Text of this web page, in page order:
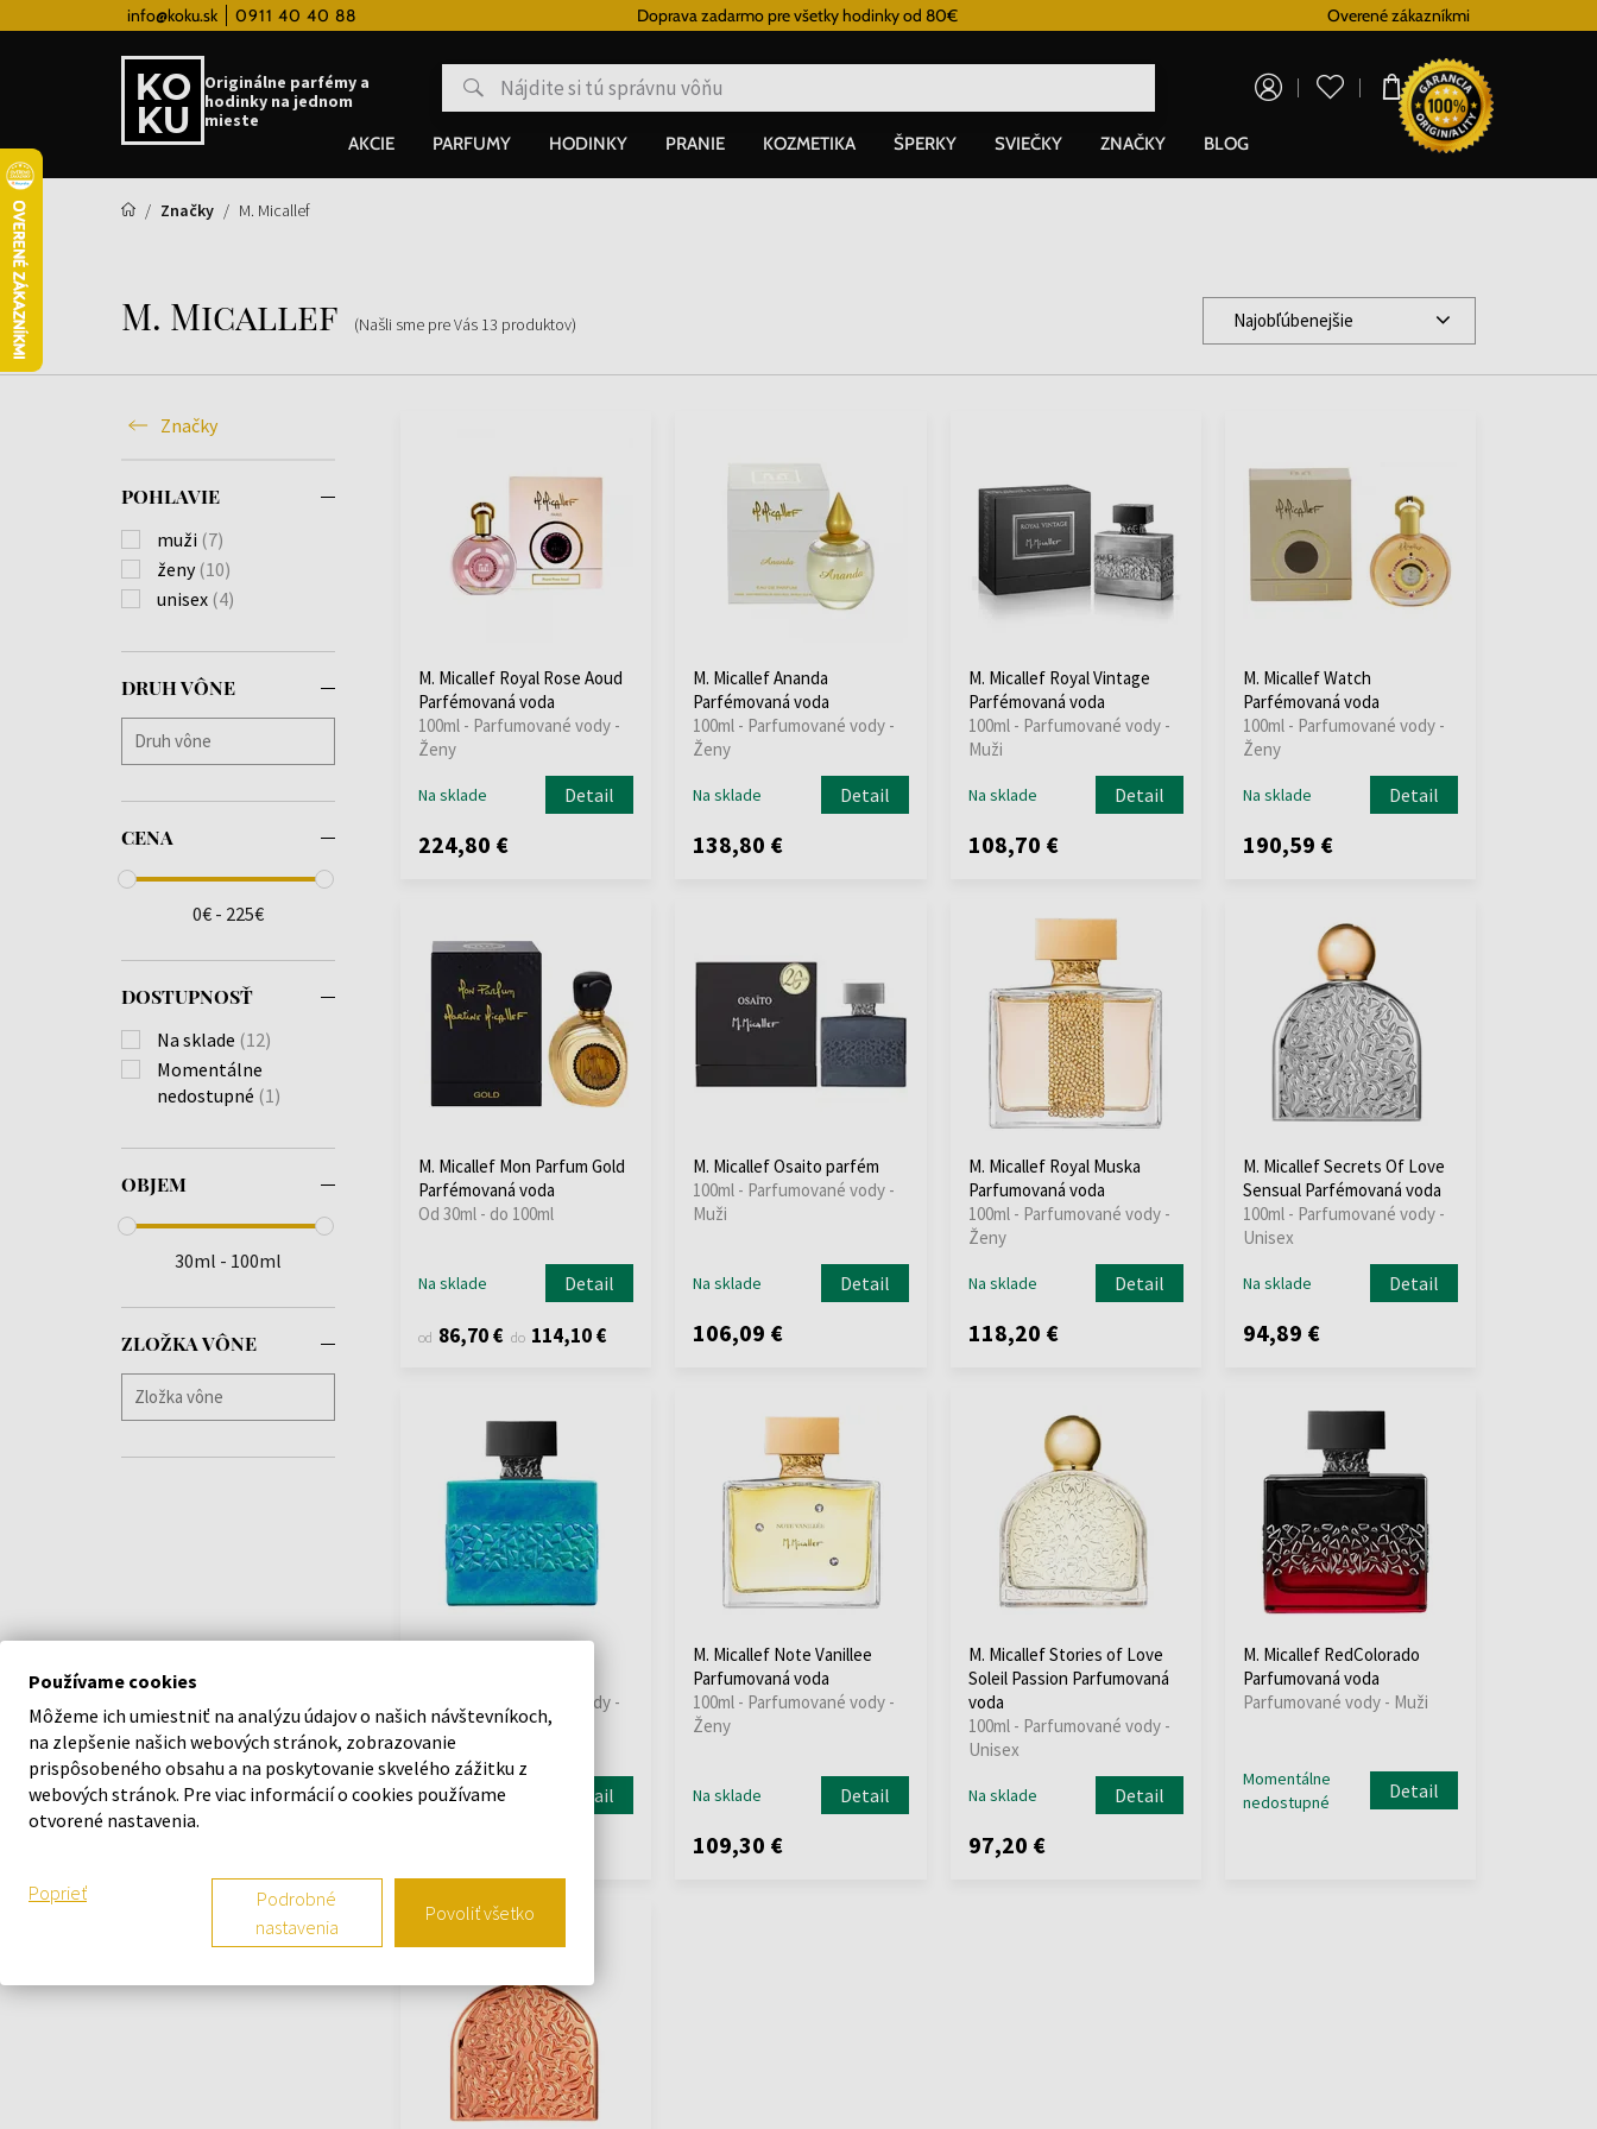
info@koku.sk 0911 40 40 88Vernostný systém Doprava zadarmo pre všetky hodinky od 80€ Overené zákazníkmi
Originálne parfémy a
hodinky na jednom
mieste
0,00 €
AKCIE PARFUMY HODINKY PRANIE KOZMETIKA ŠPERKY SVIEČKY ZNAČKY BLOG
Značky M. Micallef
M. Micallef (Našli sme pre Vás 13 produktov) Najobľúbenejšie
Značky
POHLAVIE
muži (7)
ženy(10)
unisex (4)
DRUH VÔNE
CENA
0€ - 225€
DOSTUPNOSŤ
Na sklade (12)
Momentálne
nedostupné (1)
OBJEM
30ml - 100ml
ZLOŽKA VÔNE
M. Micallef Royal Rose Aoud
Parfémovaná voda
100ml - Parfumované vody -
Ženy
Na sklade Detail
224,80 €
M. Micallef Ananda
Parfémovaná voda
100ml - Parfumované vody -
Ženy
Na sklade Detail
138,80 €
M. Micallef Royal Vintage
Parfémovaná voda
100ml - Parfumované vody -
Muži
Na sklade Detail
108,70 €
M. Micallef Watch
Parfémovaná voda
100ml - Parfumované vody -
Ženy
Na sklade Detail
190,59 €
M. Micallef Mon Parfum Gold
Parfémovaná voda
Od 30ml - do 100ml
Na sklade Detail
od 86,70 € do 114,10 €
M. Micallef Osaito parfém
100ml - Parfumované vody -
Muži
Na sklade Detail
106,09 €
M. Micallef Royal Muska
Parfumovaná voda
100ml - Parfumované vody -
Ženy
Na sklade Detail
118,20 €
M. Micallef Secrets Of Love
Sensual Parfémovaná voda
100ml - Parfumované vody -
Unisex
Na sklade Detail
94,89 €
100ml - Parfumované vody -
Unisex
Na sklade Detail
M. Micallef Note Vanillee
Parfumovaná voda
100ml - Parfumované vody -
Ženy
Na sklade Detail
109,30 €
M. Micallef Stories of Love
Soleil Passion Parfumovaná
voda
100ml - Parfumované vody -
Unisex
Na sklade Detail
97,20 €
M. Micallef RedColorado
Parfumovaná voda
Parfumované vody - Muži
Momentálne
nedostupné
Detail
Používame cookies
Môžeme ich umiestniť na analýzu údajov o našich návštevníkoch,
na zlepšenie našich webových stránok, zobrazovanie
prispôsobeného obsahu a na poskytovanie skvelého zážitku z
webových stránok. Pre viac informácií o cookies používame
otvorené nastavenia.
Poprieť
Podrobné
nastavenia
Povoliť všetko